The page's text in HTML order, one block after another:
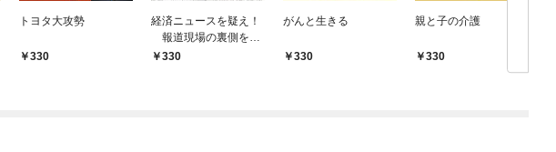
トヨタ大攻勢
330
経済ニュースを疑え！
報道現場の裏側を明
かす330
がんと生きる
330
親と子の介護
330